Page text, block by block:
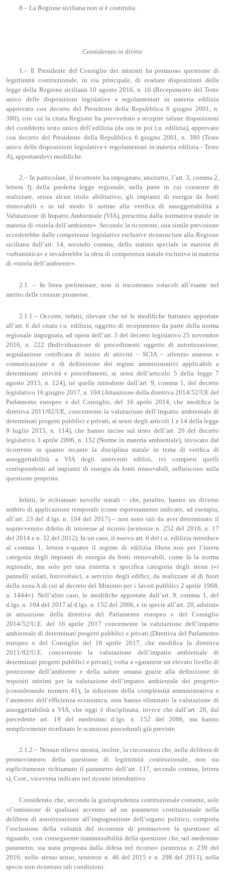
8.– La Regione siciliana non si è costituita.
Considerato in diritto
1.– Il Presidente del Consiglio dei ministri ha promosso questione di
legittimità costituzionale, in via principale, di svariate disposizioni della
legge della Regione siciliana 10 agosto 2016, n. 16 (Recepimento del Testo
unico delle disposizioni legislative e regolamentari in materia edilizia
approvato con decreto del Presidente della Repubblica 6 giugno 2001, n.
380), con cui la citata Regione ha provveduto a recepire talune disposizioni
del cosiddetto testo unico dell’edilizia (da ora in poi t.u. edilizia), approvato
con decreto del Presidente della Repubblica 6 giugno 2001, n. 380 (Testo
unico delle disposizioni legislative e regolamentari in materia edilizia - Testo
A), apportandovi modifiche.
2.– In particolare, il ricorrente ha impugnato, anzitutto, l’art. 3, comma 2,
lettera f), della predetta legge regionale, nella parte in cui consente di
realizzare, senza alcun titolo abilitativo, gli impianti di energia da fonti
rinnovabili e in tal modo li sottrae alla verifica di assoggettabilità a
Valutazione di Impatto Ambientale (VIA), prescritta dalla normativa statale in
materia di «tutela dell’ambiente». Secondo la ricorrente, una simile previsione
eccederebbe dalle competenze legislative esclusive riconosciute alla Regione
siciliana dall’art. 14, secondo comma, dello statuto speciale in materia di
«urbanistica» e invaderebbe la sfera di competenza statale esclusiva in materia
di «tutela dell’ambiente».
2.1. – In linea preliminare, non si riscontrano ostacoli all’esame nel
merito delle censure promosse.
2.1.1.– Occorre, infatti, rilevare che né le modifiche frattanto apportate
all’art. 6 del citato t.u. edilizia, oggetto di recepimento da parte della norma
regionale impugnata, ad opera dell’art. 3 del decreto legislativo 25 novembre
2016, n. 222 (Individuazione di procedimenti oggetto di autorizzazione,
segnalazione certificata di inizio di attività – SCIA – silenzio assenso e
comunicazione e di definizione dei regimi amministrativi applicabili a
determinate attività e procedimenti, ai sensi dell’articolo 5 della legge 7
agosto 2015, n. 124), né quelle introdotte dall’art. 9, comma 1, del decreto
legislativo 16 giugno 2017, n. 104 (Attuazione della direttiva 2014/52/UE del
Parlamento europeo e del Consiglio, del 16 aprile 2014, che modifica la
direttiva 2011/92/UE, concernente la valutazione dell’impatto ambientale di
determinati progetti pubblici e privati, ai sensi degli articoli 1 e 14 della legge
9 luglio 2015, n. 114), che hanno inciso sul testo dell’art. 20 del decreto
legislativo 3 aprile 2006, n. 152 (Norme in materia ambientale), invocato dal
ricorrente in quanto recante la disciplina statale in tema di verifica di
assoggettabilità a VIA degli interventi edilizi, ivi compresi quelli
corrispondenti ad impianti di energia da fonti rinnovabili, influiscono sulla
questione proposta.
Infatti, le richiamate novelle statali – che, peraltro, hanno un diverso
ambito di applicazione temporale (come espressamente indicato, ad esempio,
all’art. 23 del d.lgs. n. 104 del 2017) – non sono tali da aver determinato il
sopravvenuto difetto di interesse al ricorso (sentenze n. 252 del 2016, n. 17
del 2014 e n. 32 del 2012). In un caso, il nuovo art. 6 del t.u. edilizia introduce
al comma 1, lettera e-quater il regime di edilizia libera non per l’intera
categoria degli impianti di energia da fonti rinnovabili, come fa la norma
regionale, ma solo per una ristretta e specifica categoria degli stessi («i
pannelli solari, fotovoltaici, a servizio degli edifici, da realizzare al di fuori
della zona A di cui al decreto del Ministro per i lavori pubblici 2 aprile 1968,
n. 1444»). Nell’altro caso, le modifiche apportate dall’art. 9, comma 1, del
d.lgs. n. 104 del 2017 al d.lgs. n. 152 del 2006, e in specie all’art. 20, adottate
in attuazione della direttiva del Parlamento europeo e del Consiglio
2014/52/U.E. del 16 aprile 2017 concernente la valutazione dell’impatto
ambientale di determinati progetti pubblici e privati (Direttiva del Parlamento
europeo e del Consiglio del 16 aprile 2017, che modifica la direttiva
2011/92/U.E. concernente la valutazione dell’impatto ambientale di
determinati progetti pubblici e privati), volta a «garantire un elevato livello di
protezione dell’ambiente e della salute umana grazie alla definizione di
requisiti minimi per la valutazione dell’impatto ambientale dei progetti»
(considerando numero 41), la riduzione della complessità amministrativa e
l’aumento dell’efficienza economica, non hanno eliminato la valutazione di
assoggettabilità a VIA, che oggi è disciplinata, invece che dall’art. 20, dal
precedente art. 19 del medesimo d.lgs. n. 152 del 2006, ma hanno
semplicemente riordinato le scansioni procedurali già previste.
2.1.2.– Nessun rilievo mostra, inoltre, la circostanza che, nella delibera di
promovimento della questione di legittimità costituzionale, non sia
esplicitamente richiamato il parametro dell’art. 117, secondo comma, lettera
s), Cost., viceversa indicato nel ricorso introduttivo.
Considerato che, secondo la giurisprudenza costituzionale costante, solo
«l’omissione di qualsiasi accenno ad un parametro costituzionale nella
delibera di autorizzazione all’impugnazione dell’organo politico, comporta
l’esclusione della volontà del ricorrente di promuovere la questione al
riguardo, con conseguente inammissibilità della questione che, sul medesimo
parametro, sia stata proposta dalla difesa nel ricorso» (sentenza n. 239 del
2016; nello stesso senso, sentenze n. 46 del 2015 e n. 298 del 2013), nella
specie non ricorrono tali condizioni.